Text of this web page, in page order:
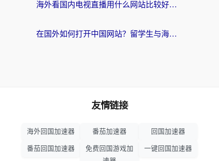
海外看国内电视直播用什么网站比较好？一篇解决你所有追剧难题的实用指南
在国外如何打开中国网站？留学生与海外华人的无缝访问指南
友情链接
海外回国加速器 番茄加速器 回国加速器
番茄回国加速器
免费回国游戏加
一键回国加速器